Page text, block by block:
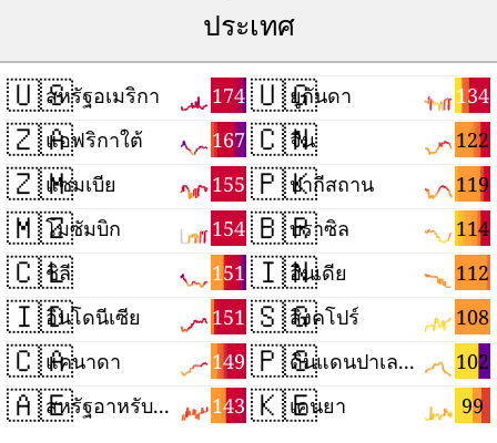
ประเทศ
🇺🇸 174
สหรัฐอเมริกา
🇿🇦 167
แอฟริกาใต้
🇿🇲 155
แซมเบีย
🇲🇿 154
โมซัมบิก
🇨🇱 151
ชิลี
🇮🇩 151
อินโดนีเซีย
🇨🇦 149
แคนาดา
🇦🇪 143
สหรัฐอาหรับเอมิเรตส์
🇺🇬 134
ยูกันดา
🇨🇳 122
จีน
🇵🇰 119
ปากีสถาน
🇧🇷 114
บราซิล
🇮🇳 112
อินเดีย
🇸🇬 108
สิงคโปร์
🇵🇸 102
ดินแดนปาเลสไตน์
🇰🇪 99
เคนยา